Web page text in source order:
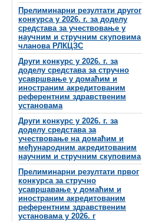
Прелиминарни резултати другог
конкурса у 2026. г. за доделу
средстава за учествовање у
научним и стручним скуповима
чланова РЛКЦЗС
Други конкурс у 2026. г. за
доделу средстава за стручно
усавршвање у домаћим и
иностраним акредитованим
референтним здравственим
установама
Други конкурс у 2026. г. за
доделу средстава за
учествовање на домаћим и
међународним акредитованим
научним и стручним скуповима
Прелиминарни резултати првог
конкурса за стручно
усавршавање у домаћим и
иностраним акредитованим
референтним здравственим
установама у 2026. г